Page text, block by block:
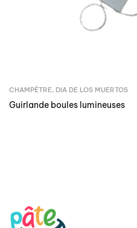
CHAMPÊTRE, DIA DE LOS MUERTOS
Guirlande boules lumineuses